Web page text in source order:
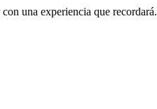
una experiencia que recordará.